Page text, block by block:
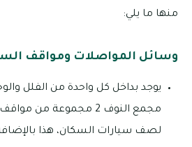
منها ما يلي:
وسائل المواصلات ومواقف
يوجد بداخل كل واحدة من الفلل
مجمع النوف 2 مجموعة
لصف سيارات السكان، هذا